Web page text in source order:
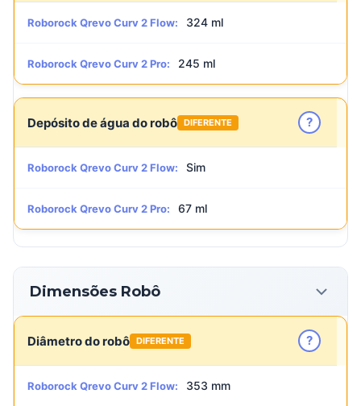
Roborock Qrevo Curv 2 Flow: 324 ml
Roborock Qrevo Curv 2 Pro: 245 ml
Depósito de água do robô DIFERENTE ?
Roborock Qrevo Curv 2 Flow: Sim
Roborock Qrevo Curv 2 Pro: 67 ml
Dimensões Robô
Diâmetro do robô DIFERENTE ?
Roborock Qrevo Curv 2 Flow: 353 mm